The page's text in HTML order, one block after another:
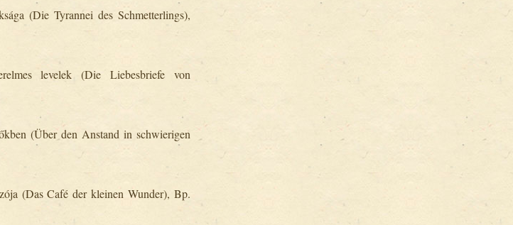
(Die Tyrannei des Schmetterlings),
levelek (Die Liebesbriefe von
(Über den Anstand in schwierigen
(Das Café der kleinen Wunder), Bp.